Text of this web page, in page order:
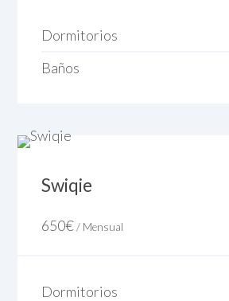
Dormitorios
Baños
Swiqie
650€ / Mensual
Dormitorios